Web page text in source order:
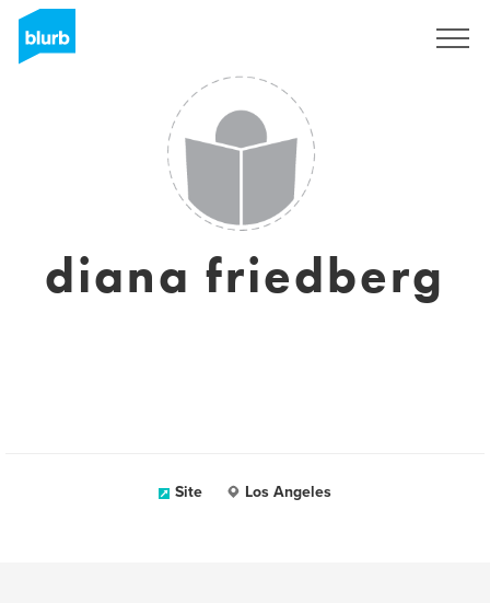
diana friedberg
Site Los Angeles